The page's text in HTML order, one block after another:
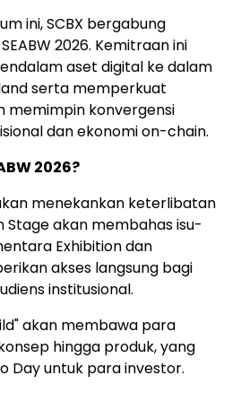
ini, SCBX bergabung
2026. Kemitraan ini
aset digital ke dalam
serta memperkuat
memimpin konvergensi
dan ekonomi on-chain.
2026?
menekankan keterlibatan
Stage akan membahas isu-
Exhibition dan
akses langsung bagi
institusional.
akan membawa para
hingga produk, yang
Day untuk para investor.